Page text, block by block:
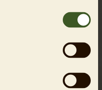
PRESSE-MITTEILUNG